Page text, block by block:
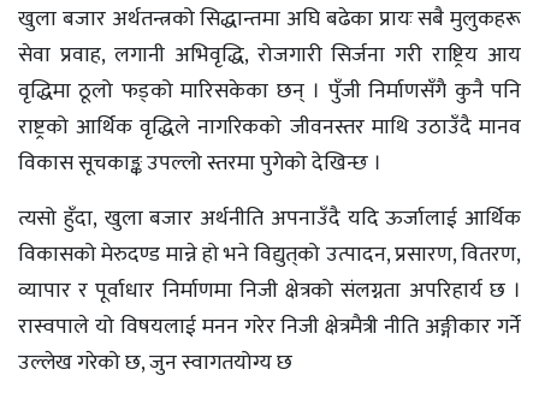
खुला बजार अर्थतन्त्रको सिद्धान्तमा अघि बढेका प्रायः सबै मुलुकहरू
सेवा प्रवाह, लगानी अभिवृद्धि, रोजगारी सिर्जना गरी राष्ट्रिय आय
वृद्धिमा ठूलो फड्को मारिसकेका छन् । पुँजी निर्माणसँगै कुनै पनि
राष्ट्रको आर्थिक वृद्धिले नागरिकको जीवनस्तर माथि उठाउँदै मानव
विकास सूचकाङ्क उपल्लो स्तरमा पुगेको देखिन्छ ।
त्यसो हुँदा, खुला बजार अर्थनीति अपनाउँदै यदि ऊर्जालाई आर्थिक
विकासको मेरुदण्ड मान्ने हो भने विद्युत्‌को उत्पादन, प्रसारण, वितरण,
व्यापार र पूर्वाधार निर्माणमा निजी क्षेत्रको संलग्नता अपरिहार्य छ ।
रास्वपाले यो विषयलाई मनन गरेर निजी क्षेत्रमैत्री नीति अङ्गीकार गर्ने
उल्लेख गरेको छ, जुन स्वागतयोग्य छ